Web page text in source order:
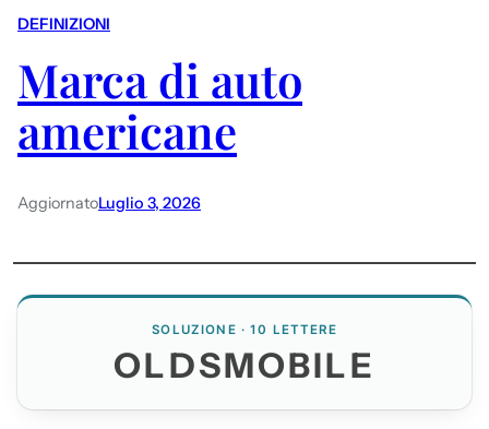
DEFINIZIONI
Marca di auto
americane
AggiornatoLuglio 3, 2026
SOLUZIONE · 10 LETTERE
OLDSMOBILE